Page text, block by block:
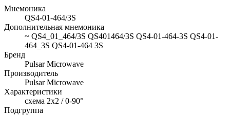
Мнемоника
QS4-01-464/3S
Дополнительная мнемоника
~ QS4_01_464/3S QS401464/3S QS4-01-464-3S QS4-01-
464_3S QS4-01-464 3S
Бренд
Pulsar Microwave
Производитель
Pulsar Microwave
Характеристики
схема 2х2 / 0-90°
Подгруппа